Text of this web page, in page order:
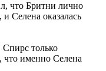
что Бритни лично
Селена оказалась
только
что именно Селена